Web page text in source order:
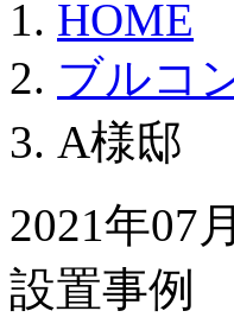
HOME
ブルコ
A様邸
2021年07
設置事例